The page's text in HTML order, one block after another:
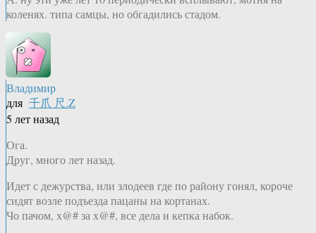
коленях. типа самцы, но обгадились стадом.
Владимир
для 千爪 尺.Z
5 лет назад
Ога.
Друг, много лет назад.
Идет с дежурства, или злодеев где по району гонял, короче
сидят возле подъезда пацаны на кортанах.
Чо пачом, х@# за х@#, все дела и кепка набок.